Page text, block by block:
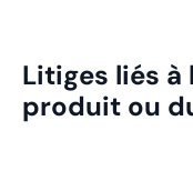
Litiges liés
produit ou